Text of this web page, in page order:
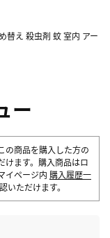
替え 殺虫剤 蚊 室内 アー
ー
の商品を購入した方の
けます。購入商品はロ
イページ内 購入履歴一
いただけます。